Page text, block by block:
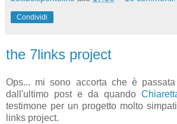
Condividi
the 7links project
Ops... mi sono accorta che è
dall'ultimo post e da quando
testimone per un progetto molto
links project.